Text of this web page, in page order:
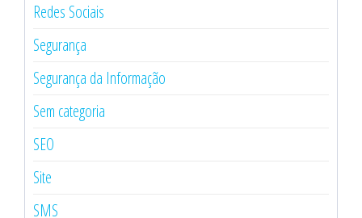
Redes Sociais
Segurança
Segurança da Informação
Sem categoria
SEO
Site
SMS